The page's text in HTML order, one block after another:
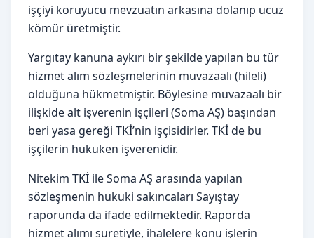
işçiyi koruyucu mevzuatın arkasına dolanıp ucuz
kömür üretmiştir.
Yargıtay kanuna aykırı bir şekilde yapılan bu tür
hizmet alım sözleşmelerinin muvazaalı (hileli)
olduğuna hükmetmiştir. Böylesine muvazaalı bir
ilişkide alt işverenin işçileri (Soma AŞ) başından
beri yasa gereği TKİ’nin işçisidirler. TKİ de bu
işçilerin hukuken işverenidir.
Nitekim TKİ ile Soma AŞ arasında yapılan
sözleşmenin hukuki sakıncaları Sayıştay
raporunda da ifade edilmektedir. Raporda
hizmet alımı suretiyle, ihalelere konu işlerin